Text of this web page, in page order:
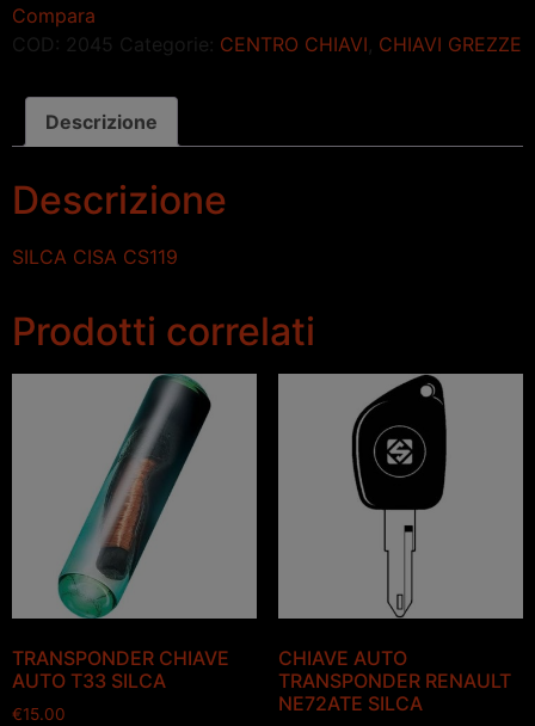
Compara
COD: 2045 Categorie: CENTRO CHIAVI CHIAVI GREZZE
Descrizione
Descrizione
SILCA CISA CS119
Prodotti correlati
TRANSPONDER CHIAVE
AUTO T33 SILCA
€15.00
CHIAVE AUTO
TRANSPONDER RENAULT
NE72ATE SILCA